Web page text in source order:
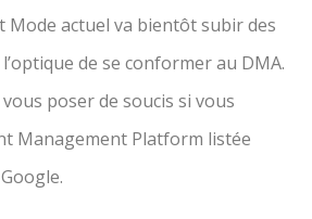
Mode actuel va bientôt subir des
de se conformer au DMA.
poser de soucis si vous
Management Platform listée